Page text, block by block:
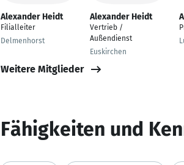
Alexander Heidt
Filialleiter
Delmenhorst
Alexander Heidt
Vertrieb /
Außendienst
Euskirchen
Weitere Mitglieder
Fähigkeiten und